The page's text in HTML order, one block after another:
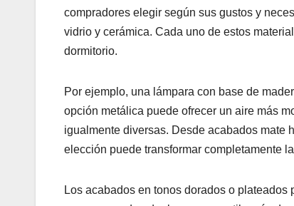
compradores elegir según sus gustos y
vidrio y cerámica. Cada uno de estos
dormitorio.
Por ejemplo, una lámpara con base de
opción metálica puede ofrecer un aire más
igualmente diversas. Desde acabados mate
elección puede transformar completamente
Los acabados en tonos dorados o